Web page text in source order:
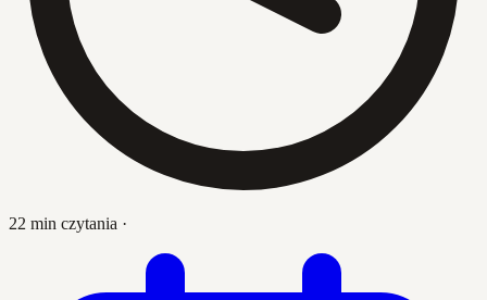
22 min czytania ·